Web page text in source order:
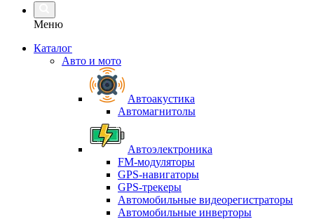
Меню
Каталог
Авто и мото
Автоакустика
Автомагнитолы
Автоэлектроника
FM-модуляторы
GPS-навигаторы
GPS-трекеры
Автомобильные видеорегистраторы
Автомобильные инверторы